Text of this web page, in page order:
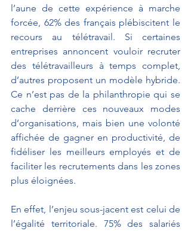
l’aune de cette expérience à marche
forcée, 62% des français plébiscitent le
recours au télétravail. Si certaines
entreprises annoncent vouloir recruter
des télétravailleurs à temps complet,
d’autres proposent un modèle hybride.
Ce n’est pas de la philanthropie qui se
cache derrière ces nouveaux modes
d’organisations, mais bien une volonté
affichée de gagner en productivité, de
fidéliser les meilleurs employés et de
faciliter les recrutements dans les zones
plus éloignées.
En effet, l’enjeu sous-jacent est celui de
l’égalité territoriale. 75% des salariés